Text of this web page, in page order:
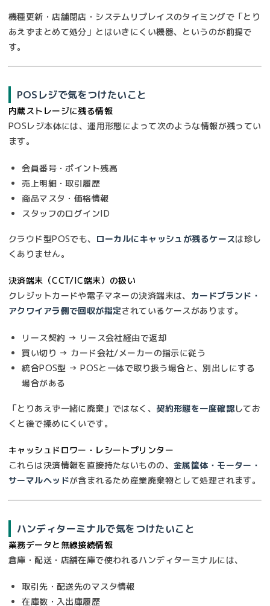
機種更新・店舗閉店・システムリプレイスのタイミングで「とり
あえずまとめて処分」とはいきにくい機器、というのが前提で
す。
POSレジで気をつけたいこと
内蔵ストレージに残る情報
POSレジ本体には、運用形態によって次のような情報が残ってい
ます。
会員番号・ポイント残高
売上明細・取引履歴
商品マスタ・価格情報
スタッフのログインID
クラウド型POSでも、 ローカルにキャッシュが残るケースは珍し
くありません。
決済端末（CCT/IC端末）の扱い
クレジットカードや電子マネーの決済端末は、 カードブランド・
アクワイアラ側で回収が指定されているケースがあります。
リース契約 → リース会社経由で返却
買い切り → カード会社/メーカーの指示に従う
統合POS型 → POSと一体で取り扱う場合と、別出しにする
場合がある
「とりあえず一緒に廃棄」ではなく、 契約形態を一度確認してお
くと後で揉めにくいです。
キャッシュドロワー・レシートプリンター
これらは決済情報を直接持たないものの、 金属筐体・モーター・
サーマルヘッドが含まれるため産業廃棄物として処理されます。
ハンディターミナルで気をつけたいこと
業務データと無線接続情報
倉庫・配送・店舗在庫で使われるハンディターミナルには、
取引先・配送先のマスタ情報
在庫数・入出庫履歴